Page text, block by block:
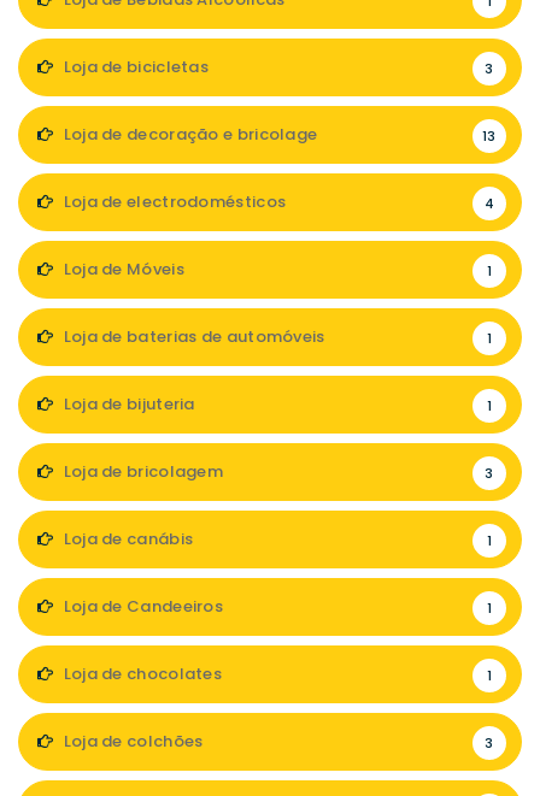
Loja de bicicletas 3
Loja de decoração e bricolage 13
Loja de electrodomésticos 4
Loja de Móveis 1
Loja de baterias de automóveis 1
Loja de bijuteria 1
Loja de bricolagem 3
Loja de canábis 1
Loja de Candeeiros 1
Loja de chocolates 1
Loja de colchões 3